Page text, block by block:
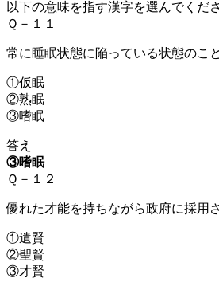
以下の意味を指す漢字を選んでくだ
Ｑ－１１
常に睡眠状態に陥っている状態のこと
①仮眠
②熟眠
③嗜眠
答え
③嗜眠
Ｑ－１２
優れた才能を持ちながら政府に採用
①遺賢
②聖賢
③才賢